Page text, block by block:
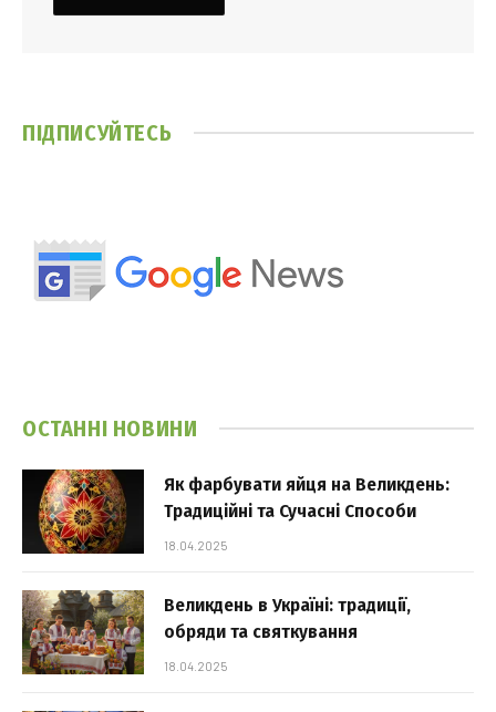
ПІДПИСУЙТЕСЬ
ОСТАННІ НОВИНИ
Як фарбувати яйця на Великдень:
Традиційні та Сучасні Способи
18.04.2025
Великдень в Україні: традиції,
обряди та святкування
18.04.2025